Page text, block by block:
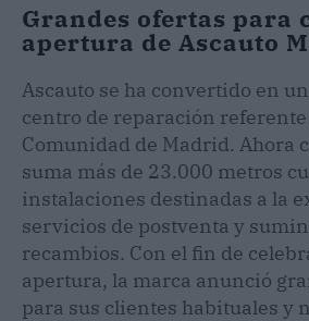
Grandes ofertas para
apertura de Ascauto
Ascauto se ha convertido en un
centro de reparación referente
Comunidad de Madrid. Ahora
suma más de 23.000 metros
instalaciones destinadas a la
servicios de postventa y
recambios. Con el fin de
apertura, la marca anunció
para sus clientes habituales y